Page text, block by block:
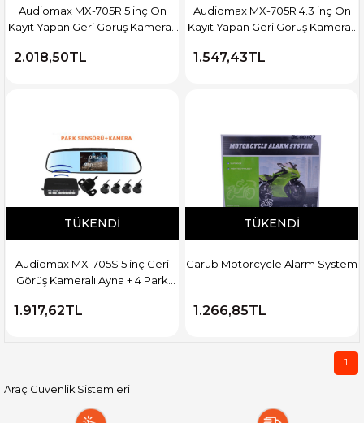
Audiomax MX-705R 5 inç Ön
Kayıt Yapan Geri Görüş Kameralı
2.018,50TL
Audiomax MX-705R 4.3 inç Ön
Kayıt Yapan Geri Görüş Kameralı
1.547,43TL
TÜKENDI
Audiomax MX-705S 5 inç Geri
Görüş Kameralı Ayna + 4 Park
1.917,62TL
TÜKENDI
Carub Motorcycle Alarm System
1.266,85TL
1
Araç Güvenlik Sistemleri